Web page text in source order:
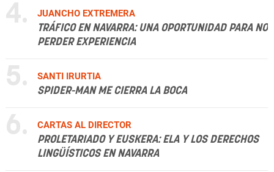
4.
JUANCHO EXTREMERA
TRÁFICO EN NAVARRA: UNA OPORTUNIDAD PARA NO
PERDER EXPERIENCIA
5.
SANTI IRURTIA
SPIDER-MAN ME CIERRA LA BOCA
6.
CARTAS AL DIRECTOR
PROLETARIADO Y EUSKERA: ELA Y LOS DERECHOS
LINGÜÍSTICOS EN NAVARRA